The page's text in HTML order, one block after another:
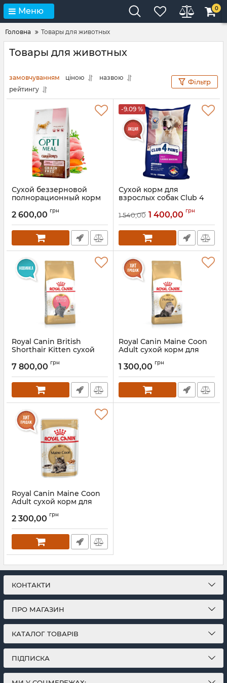
Меню 0
Головна Товары для животных
Товары для животных
замовчуванням ціною
назвою
рейтингу
Фільтр
Сухой беззерновой
полнорационный корм
собак всех пород
Артикул: mnb7959
2 600,00 грн
-9.09 %
Сухой корм для
взрослых собак Club 4
Артикул: mnc573
1 540,00 1 400,00 грн
Royal Canin British
Shorthair Kitten сухой
британская
Артикул: mm7327
7 800,00 грн
Royal Canin Maine Coon
Adult сухой корм для
Артикул: mn954
1 300,00 грн
Royal Canin Maine Coon
Adult сухой корм для
Артикул: mn953
2 300,00 грн
КОНТАКТИ
ПРО МАГАЗИН
КАТАЛОГ ТОВАРІВ
ПІДПИСКА